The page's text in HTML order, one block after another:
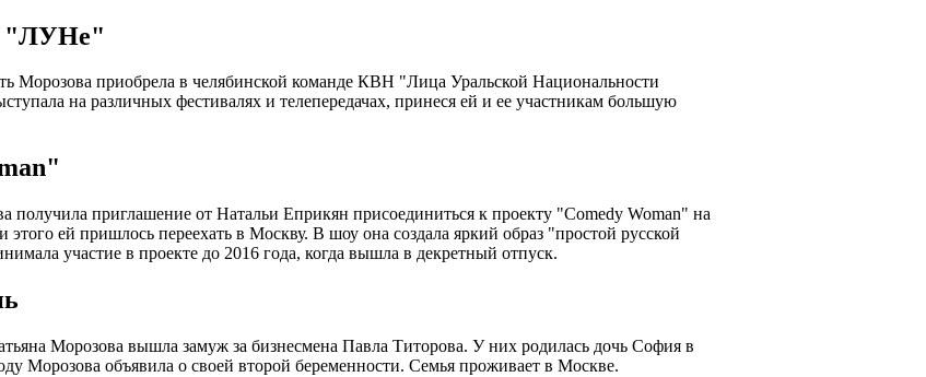
"ЛУНе"
Морозова приобрела в челябинской команде КВН "Лица Уральской Национальности
на различных фестивалях и телепередачах, принеся ей и ее участникам большую
получила приглашение от Натальи Еприкян присоединиться к проекту "Comedy Woman" на
этого ей пришлось переехать в Москву. В шоу она создала яркий образ "простой русской
участие в проекте до 2016 года, когда вышла в декретный отпуск.
Морозова вышла замуж за бизнесмена Павла Титорова. У них родилась дочь София в
Морозова объявила о своей второй беременности. Семья проживает в Москве.